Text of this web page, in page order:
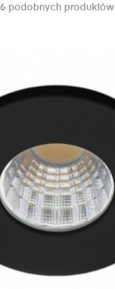
podobnych produktów